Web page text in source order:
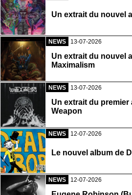
Un extrait du nouvel
NEWS 13-07-2026
Un extrait du nouvel
Maximalism
NEWS 13-07-2026
Un extrait du premier
Weapon
NEWS 12-07-2026
Le nouvel album de
NEWS 12-07-2026